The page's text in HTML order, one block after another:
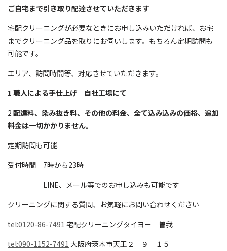
ご自宅まで引き取り配達させていただきます
宅配クリーニングが必要なときにお申し込みいただければ、お宅
までクリーニング品を取りにお伺いします。もちろん定期訪問も
可能です。
エリア、訪問時間等、対応させていただきます。
1 職人による手仕上げ 自社工場にて
2 配達料、染み抜き料、その他の料金、全て込み込みの価格、追加
料金は一切かかりません。
定期訪問も可能
受付時間 7時から23時
LINE、メール等でのお申し込みも可能です
クリーニングに関する質問、お気軽にお問い合わせください
tel:0120-86-7491 宅配クリーニングタイヨー 曽我
tel:090-1152-7491 大阪府茨木市天王２－９－１５